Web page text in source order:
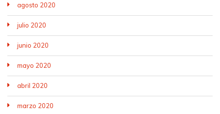
agosto 2020
julio 2020
junio 2020
mayo 2020
abril 2020
marzo 2020